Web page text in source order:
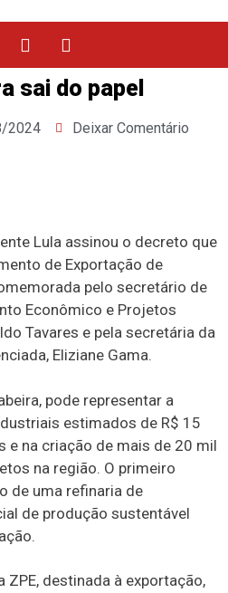
sai do papel
2024 Deixar Comentário
Lula assinou o decreto que
de Exportação de
pelo secretário de
Econômico e Projetos
Tavares e pela secretária da
Eliziane Gama.
pode representar a
estimados de R$ 15
e na criação de mais de 20 mil
na região. O primeiro
de uma refinaria de
de produção sustentável
ZPE, destinada à exportação,